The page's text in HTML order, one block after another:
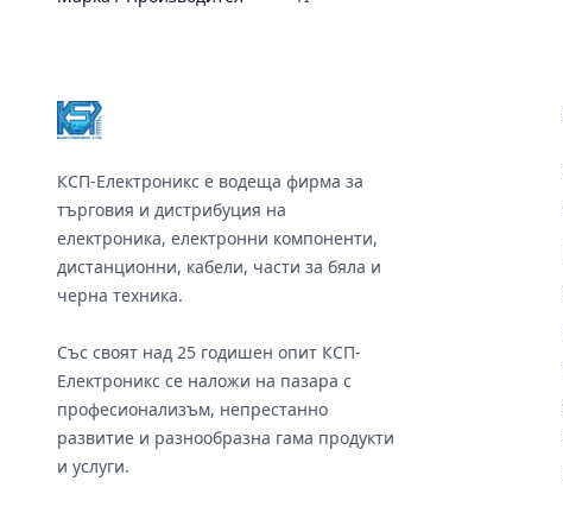
КСП-Електроникс е водеща фирма за
търговия и дистрибуция на
електроника, електронни компоненти,
дистанционни, кабели, части за бяла и
черна техника.
Със своят над 25 годишен опит КСП-
Електроникс се наложи на пазара с
професионализъм, непрестанно
развитие и разнообразна гама продукти
и услуги.